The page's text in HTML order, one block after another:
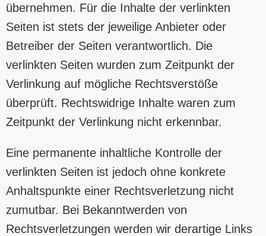
übernehmen. Für die Inhalte der verlinkten
Seiten ist stets der jeweilige Anbieter oder
Betreiber der Seiten verantwortlich. Die
verlinkten Seiten wurden zum Zeitpunkt der
Verlinkung auf mögliche Rechtsverstöße
überprüft. Rechtswidrige Inhalte waren zum
Zeitpunkt der Verlinkung nicht erkennbar.
Eine permanente inhaltliche Kontrolle der
verlinkten Seiten ist jedoch ohne konkrete
Anhaltspunkte einer Rechtsverletzung nicht
zumutbar. Bei Bekanntwerden von
Rechtsverletzungen werden wir derartige Links